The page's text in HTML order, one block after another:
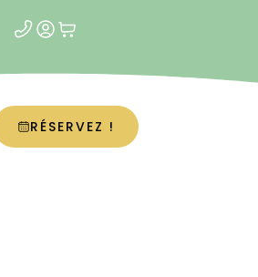
RÉSERVEZ !